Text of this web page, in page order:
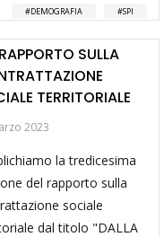
DEMOGRAFIA
SPI
SULLA
TERRITORIALE
2023
la tredicesima
del rapporto sulla
sociale
dal titolo "DALLA